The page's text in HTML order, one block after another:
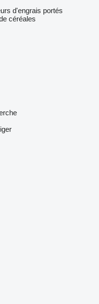
d'engrais portés
céréales